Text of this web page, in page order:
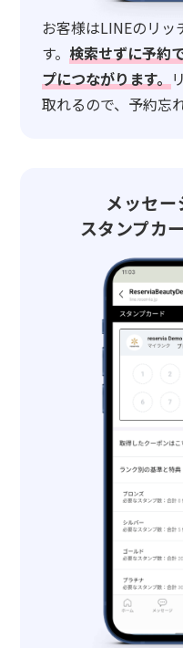
お客様はLINEのリッ
す。検索せずに予約
プにつながります。
取れるので、予約忘
メッセ
スタンプカ